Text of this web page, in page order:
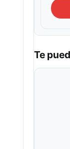
Te